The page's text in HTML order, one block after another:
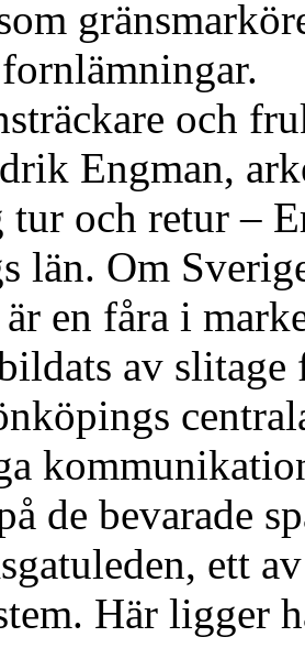
och
Engman,
och retur –
län. Om
en fåra i
av
de bevarade
ett
Här